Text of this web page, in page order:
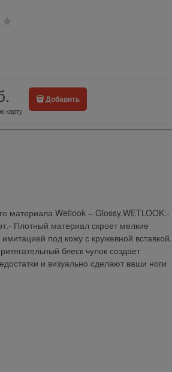
карту
Добавить
материала Wetlook – Glossy.WETLOOK:-
Плотный материал скроет мелкие
под кожу с кружевной вставкой.
блеск чулок создает
и визуально сделают ваши ноги